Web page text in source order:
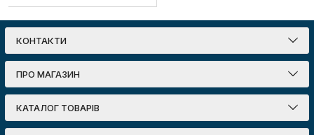
Артикул:p0100225
КОНТАКТИ
ПРО МАГАЗИН
КАТАЛОГ ТОВАРІВ